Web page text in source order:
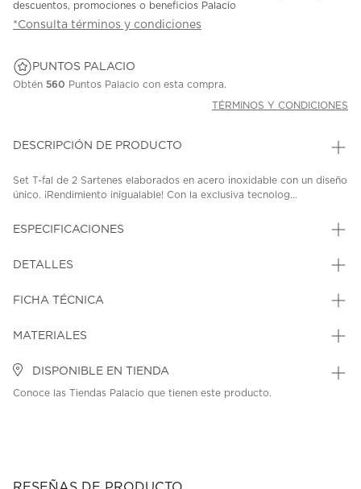
descuentos, promociones o beneficios Palacio
*Consulta términos y condiciones
PUNTOS PALACIO
Obtén 560 Puntos Palacio con esta compra.
TÉRMINOS Y CONDICIONES
DESCRIPCIÓN DE PRODUCTO
Set T-fal de 2 Sartenes elaborados en acero inoxidable con un diseño
único. ¡Rendimiento inigualable! Con la exclusiva tecnolog...
ESPECIFICACIONES
DETALLES
FICHA TÉCNICA
MATERIALES
DISPONIBLE EN TIENDA
Conoce las Tiendas Palacio que tienen este producto.